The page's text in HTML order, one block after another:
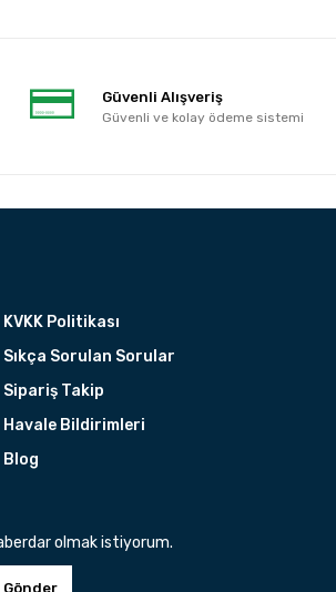
Güvenli Alışveriş
Güvenli ve kolay ödeme sistemi
KVKK Politikası
Sıkça Sorulan Sorular
Sipariş Takip
Havale Bildirimleri
Blog
olmak istiyorum.
Gönder